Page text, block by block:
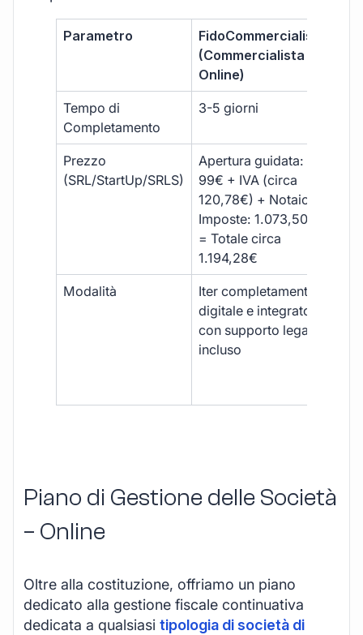
Parametro
FidoCommercialista
(Commercialista
Online)
Tempo di
Completamento
3-5 giorni
Prezzo
(SRL/StartUp/SRLS)
Apertura guidata:
99€ + IVA (circa
120,78€) + Notaio e
Imposte: 1.073,50€
= Totale circa
1.194,28€
Modalità
Iter completamente
digitale e integrato,
con supporto legale
incluso
Piano di Gestione delle Società
– Online
Oltre alla costituzione, offriamo un piano
dedicato alla gestione fiscale continuativa
dedicata a qualsiasi tipologia di società di